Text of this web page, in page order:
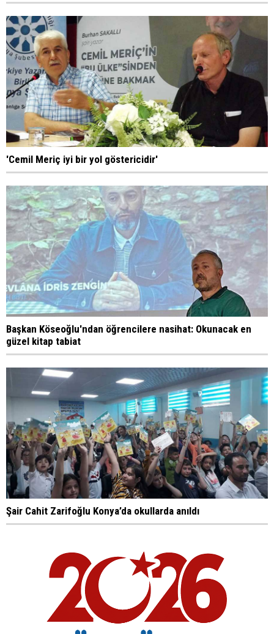
'Cemil Meriç iyi bir yol göstericidir'
Başkan Köseoğlu'ndan öğrencilere nasihat: Okunacak en
güzel kitap tabiat
Şair Cahit Zarifoğlu Konya’da okullarda anıldı